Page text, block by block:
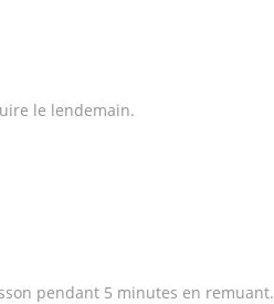
le lendemain.
pendant 5 minutes en remuant.